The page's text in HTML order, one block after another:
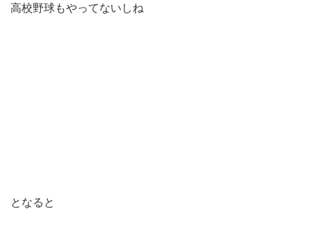
高校野球もやってないしね
となると